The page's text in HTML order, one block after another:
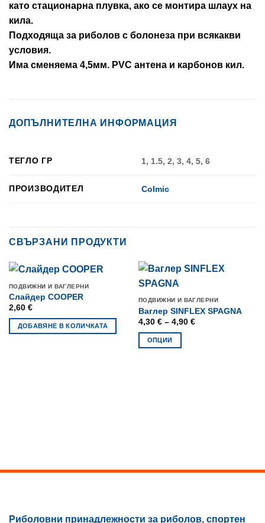
като стационарна плувка, ако се монтира шлаух на
кила.
Подходяща за риболов с болонеза при всякакви
условия.
Има сменяема 4,5мм. PVC антена и карбонов кил.
ДОПЪЛНИТЕЛНА ИНФОРМАЦИЯ
ТЕГЛО ГР 1, 1.5, 2, 3, 4, 5, 6
ПРОИЗВОДИТЕЛ Colmic
СВЪРЗАНИ ПРОДУКТИ
ПОДВИЖНИ И ВАГЛЕРНИ
Слайдер COOPER
2,60 €
ДОБАВЯНЕ В КОЛИЧКАТА
ПОДВИЖНИ И ВАГЛЕРНИ
Ваглер SINFLEX SPAGNA
4,30 € – 4,90 €Price
ОПЦИИ
page
Риболовни принадлежности за риболов, спортен